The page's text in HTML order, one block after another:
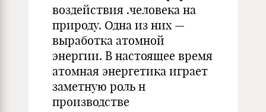
воздействия .человека на
природу. Одна из них —
выработка атомной
энергии. В настоящее время
атомная энергетика играет
заметную роль н
производстве